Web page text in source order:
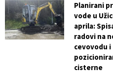
Planirani
vode u
aprila:
radovi na
cevovodu i
cisterne